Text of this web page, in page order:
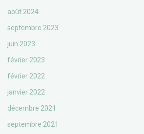
août 2024
septembre 2023
juin 2023
février 2023
février 2022
janvier 2022
décembre 2021
septembre 2021